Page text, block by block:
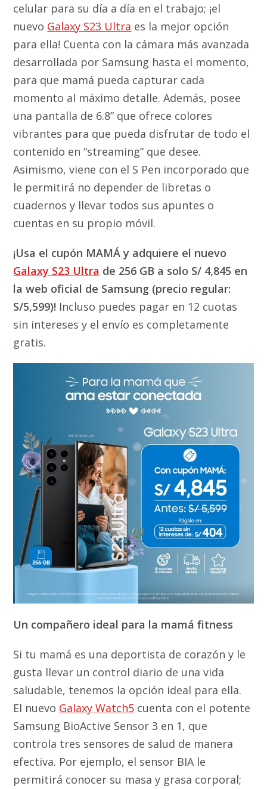
celular para su día a día en el trabajo; ¡el
nuevo Galaxy S23 Ultra es la mejor opción
para ella! Cuenta con la cámara más avanzada
desarrollada por Samsung hasta el momento,
para que mamá pueda capturar cada
momento al máximo detalle. Además, posee
una pantalla de 6.8” que ofrece colores
vibrantes para que pueda disfrutar de todo el
contenido en “streaming” que desee.
Asimismo, viene con el S Pen incorporado que
le permitirá no depender de libretas o
cuadernos y llevar todos sus apuntes o
cuentas en su propio móvil.
¡Usa el cupón MAMÁ y adquiere el nuevo
Galaxy S23 Ultra de 256 GB a solo S/ 4,845 en
la web oficial de Samsung (precio regular:
S/5,599)! Incluso puedes pagar en 12 cuotas
sin intereses y el envío es completamente
gratis.
Un compañero ideal para la mamá fitness
Si tu mamá es una deportista de corazón y le
gusta llevar un control diario de una vida
saludable, tenemos la opción ideal para ella.
El nuevo Galaxy Watch5 cuenta con el potente
Samsung BioActive Sensor 3 en 1, que
controla tres sensores de salud de manera
efectiva. Por ejemplo, el sensor BIA le
permitirá conocer su masa y grasa corporal;